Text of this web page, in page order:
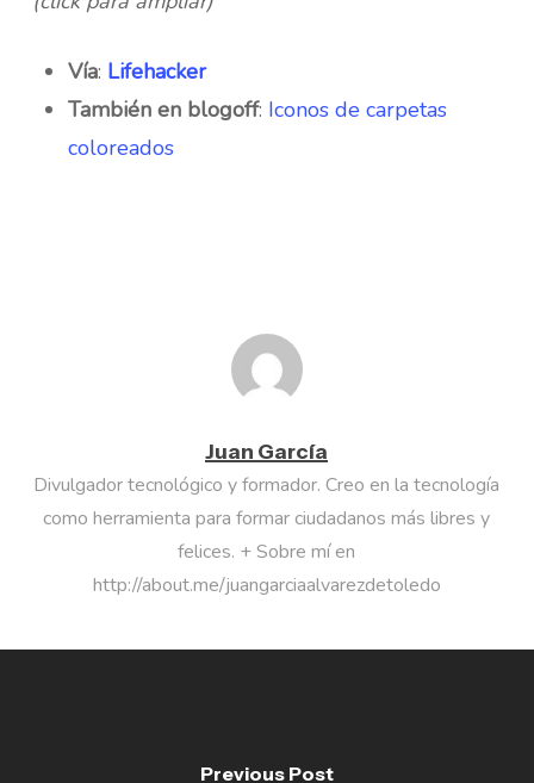
Vía: Lifehacker
También en blogoff: Iconos de carpetas
coloreados
Juan García
Divulgador tecnológico y formador. Creo en la tecnología
como herramienta para formar ciudadanos más libres y
felices. + Sobre mí en
http://about.me/juangarciaalvarezdetoledo
Previous Post